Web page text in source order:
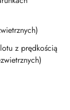
z prędkością